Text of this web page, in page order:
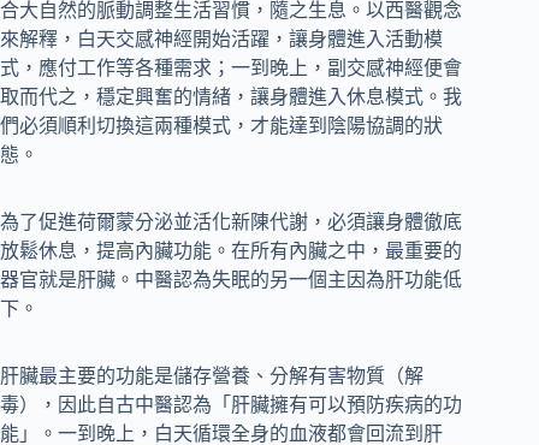
合大自然的脈動調整生活習慣，隨之生息。以西醫觀念
來解釋，白天交感神經開始活躍，讓身體進入活動模
式，應付工作等各種需求；一到晚上，副交感神經便會
取而代之，穩定興奮的情緒，讓身體進入休息模式。我
們必須順利切換這兩種模式，才能達到陰陽協調的狀
態。
為了促進荷爾蒙分泌並活化新陳代謝，必須讓身體徹底
放鬆休息，提高內臟功能。在所有內臟之中，最重要的
器官就是肝臟。中醫認為失眠的另一個主因為肝功能低
下。
肝臟最主要的功能是儲存營養、分解有害物質（解
毒），因此自古中醫認為「肝臟擁有可以預防疾病的功
能」。一到晚上，白天循環全身的血液都會回流到肝